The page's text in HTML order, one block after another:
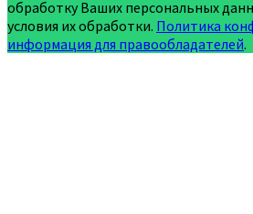
обработку Ваших персональных
условия их обработки. Политика
информация для правообладателей.